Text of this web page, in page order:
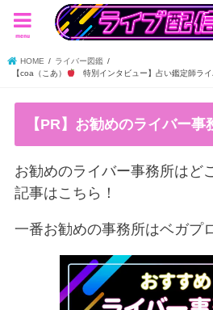
menu
HOME
ライバー図鑑
【coa（こあ）
特別インタビュー】占い鑑定師ライ
【PR】お勧めのライバー事
お勧めのライバー事務所はど
記事はこちら！
一番お勧めの事務所はベガプ